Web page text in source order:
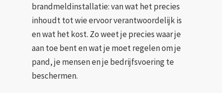
brandmeldinstallatie: van wat het precies
inhoudt tot wie ervoor verantwoordelijk is
en wat het kost. Zo weet je precies waar je
aan toe bent en wat je moet regelen om je
pand, je mensen en je bedrijfsvoering te
beschermen.